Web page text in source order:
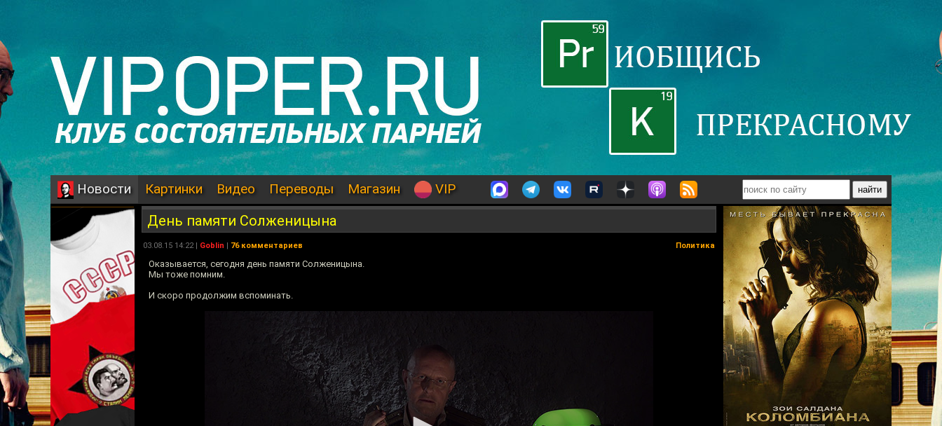
Новости Картинки Видео Переводы Магазин VIP
День памяти Солженицына
03.08.15 14:22 | Goblin | 76 комментариев Политика
Оказывается, сегодня день памяти Солженицына.
Мы тоже помним.
И скоро продолжим вспоминать.